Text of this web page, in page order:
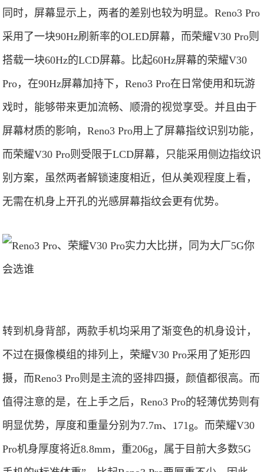
同时，屏幕显示上，两者的差别也较为明显。Reno3 Pro
采用了一块90Hz刷新率的OLED屏幕，而荣耀V30 Pro则
搭载一块60Hz的LCD屏幕。比起60Hz屏幕的荣耀V30
Pro，在90Hz屏幕加持下，Reno3 Pro在日常使用和玩游
戏时，能够带来更加流畅、顺滑的视觉享受。并且由于
屏幕材质的影响，Reno3 Pro用上了屏幕指纹识别功能，
而荣耀V30 Pro则受限于LCD屏幕，只能采用侧边指纹识
别方案，虽然两者解锁速度相近，但从美观程度上看，
无需在机身上开孔的光感屏幕指纹会更有优势。
转到机身背部，两款手机均采用了渐变色的机身设计，
不过在摄像模组的排列上，荣耀V30 Pro采用了矩形四
摄，而Reno3 Pro则是主流的竖排四摄，颜值都很高。而
值得注意的是，在上手之后，Reno3 Pro的轻薄优势则有
明显优势，厚度和重量分别为7.7m、171g。而荣耀V30
Pro机身厚度将近8.8mm，重206g，属于目前大多数5G